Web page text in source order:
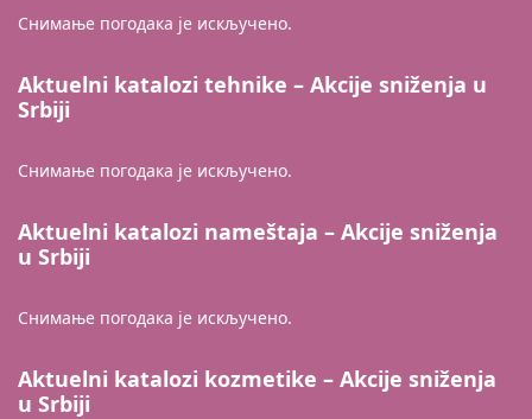
Снимање погодака је искључено.
Aktuelni katalozi tehnike – Akcije sniženja u
Srbiji
Снимање погодака је искључено.
Aktuelni katalozi nameštaja – Akcije sniženja
u Srbiji
Снимање погодака је искључено.
Aktuelni katalozi kozmetike – Akcije sniženja
u Srbiji